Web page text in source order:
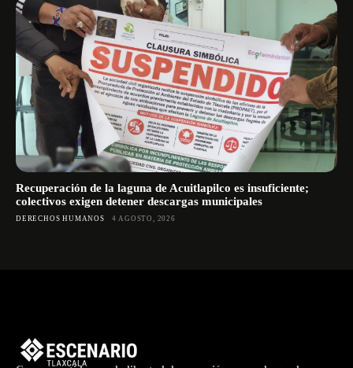
Recuperación de la laguna de Acuitlapilco es insuficiente;
colectivos exigen detener descargas municipales
DERECHOS HUMANOS 4 AGOSTO, 2026